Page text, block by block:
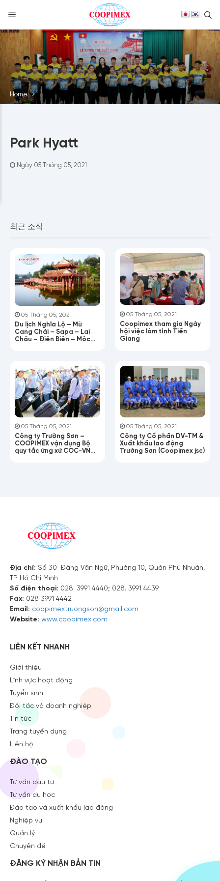
Skip
to
content
Home
Park Hyatt
Ngày 05 Tháng 05, 2021
최근 소식
Du lịch Nghĩa Lộ – Mù
Cang Chải – Sapa – Lai
Châu – Điện Biên – Mộc
05 Tháng 05, 2021
Coopimex tham gia Ngày
hội việc làm tỉnh Tiền
Giang
05 Tháng 05, 2021
Công ty Trường Sơn –
COOPIMEX vận dụng Bộ
quy tắc ứng xử COC-VN
05 Tháng 05, 2021
Công ty Cổ phần DV-TM &
Xuất khẩu lao động
Trường Sơn (Coopimex jsc)
05 Tháng 05, 2021
Họ tên
Số điện thoại
Địa chỉ: Số 30 Đặng Văn Ngữ, Phường 10, Quận Phú Nhuận,
TP Hồ Chí Minh
Số điện thoại: 028. 3991 4440; 028. 3991 4439
Fax: 028 3991 4442
Email: coopimextruongson@gmail.com
Website: www.coopimex.com
LIÊN KẾT NHANH
Giới thiệu
Lĩnh vực hoạt động
Tuyển sinh
Đối tác và doanh nghiệp
Tin tức
Trang tuyển dụng
Liên hệ
ĐÀO TẠO
Tư vấn đầu tư
Tư vấn du học
Đào tạo và xuất khẩu lao động
Nghiệp vụ
Quản lý
Chuyên đề
ĐĂNG KÝ NHẬN BẢN TIN